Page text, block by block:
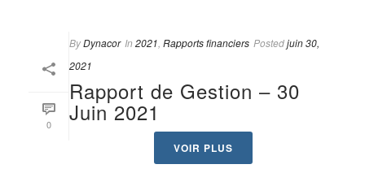
0
ByDynacor In 2021 Rapports financiers Postedjuin 30,
2021
Rapport de Gestion – 30
Juin 2021
VOIR PLUS